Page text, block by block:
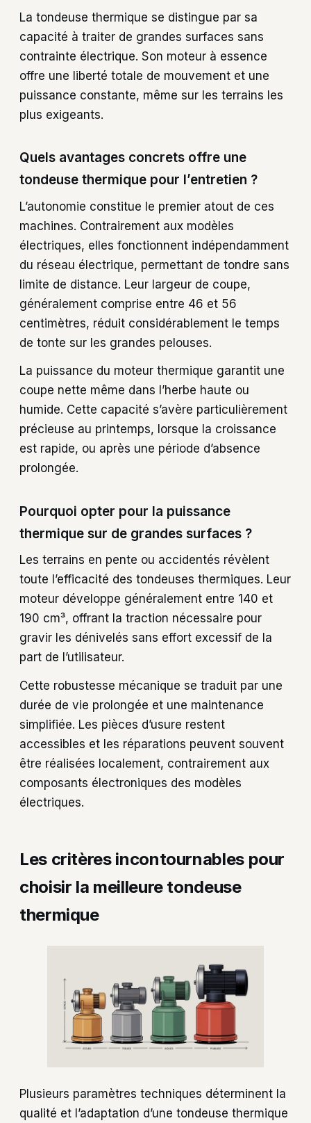
La tondeuse thermique se distingue par sa
capacité à traiter de grandes surfaces sans
contrainte électrique. Son moteur à essence
offre une liberté totale de mouvement et une
puissance constante, même sur les terrains les
plus exigeants.
Quels avantages concrets offre une
tondeuse thermique pour l’entretien ?
L’autonomie constitue le premier atout de ces
machines. Contrairement aux modèles
électriques, elles fonctionnent indépendamment
du réseau électrique, permettant de tondre sans
limite de distance. Leur largeur de coupe,
généralement comprise entre 46 et 56
centimètres, réduit considérablement le temps
de tonte sur les grandes pelouses.
La puissance du moteur thermique garantit une
coupe nette même dans l’herbe haute ou
humide. Cette capacité s’avère particulièrement
précieuse au printemps, lorsque la croissance
est rapide, ou après une période d’absence
prolongée.
Pourquoi opter pour la puissance
thermique sur de grandes surfaces ?
Les terrains en pente ou accidentés révèlent
toute l’efficacité des tondeuses thermiques. Leur
moteur développe généralement entre 140 et
190 cm³, offrant la traction nécessaire pour
gravir les dénivelés sans effort excessif de la
part de l’utilisateur.
Cette robustesse mécanique se traduit par une
durée de vie prolongée et une maintenance
simplifiée. Les pièces d’usure restent
accessibles et les réparations peuvent souvent
être réalisées localement, contrairement aux
composants électroniques des modèles
électriques.
Les critères incontournables pour
choisir la meilleure tondeuse
thermique
Plusieurs paramètres techniques déterminent la
qualité et l’adaptation d’une tondeuse thermique